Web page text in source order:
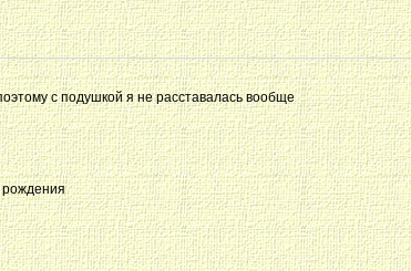
с подушкой я не расставалась вообще
рождения